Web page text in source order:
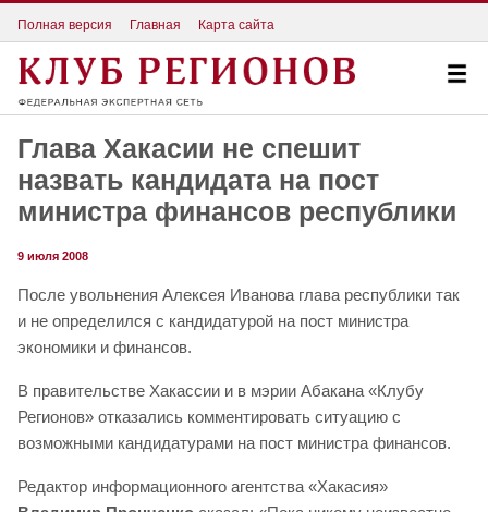
Полная версия Главная Карта сайта
Глава Хакасии не спешит
назвать кандидата на пост
министра финансов республики
9 июля 2008
После увольнения Алексея Иванова глава республики так
и не определился с кандидатурой на пост министра
экономики и финансов.
В правительстве Хакассии и в мэрии Абакана «Клубу
Регионов» отказались комментировать ситуацию с
возможными кандидатурами на пост министра финансов.
Редактор информационного агентства «Хакасия»